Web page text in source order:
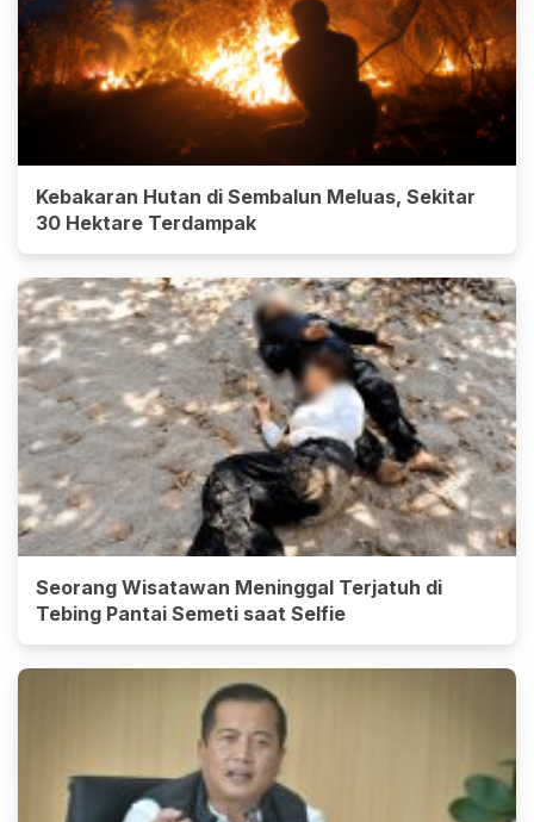
Kebakaran Hutan di Sembalun Meluas, Sekitar
30 Hektare Terdampak
Seorang Wisatawan Meninggal Terjatuh di
Tebing Pantai Semeti saat Selfie